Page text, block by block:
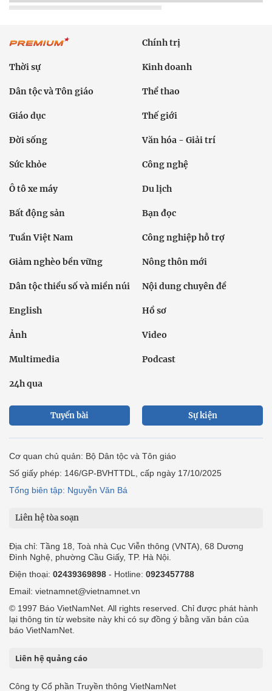
Chính trị
Thời sự Kinh doanh
Dân tộc và Tôn giáo Thể thao
Giáo dục Thế giới
Đời sống Văn hóa - Giải trí
Sức khỏe Công nghệ
Ô tô xe máy Du lịch
Bất động sản Bạn đọc
Tuần Việt Nam Công nghiệp hỗ trợ
Giảm nghèo bền vững Nông thôn mới
Dân tộc thiểu số và miền núi Nội dung chuyên đề
English Hồ sơ
Ảnh Video
Multimedia Podcast
24h qua
Tuyến bài Sự kiện
Cơ quan chủ quản: Bộ Dân tộc và Tôn giáo
Số giấy phép: 146/GP-BVHTTDL, cấp ngày 17/10/2025
Tổng biên tập: Nguyễn Văn Bá
Liên hệ tòa soạn
Địa chỉ: Tầng 18, Toà nhà Cục Viễn thông (VNTA), 68 Dương
Đình Nghệ, phường Cầu Giấy, TP. Hà Nội.
Điện thoại: 02439369898 - Hotline: 0923457788
Email: vietnamnet@vietnamnet.vn
© 1997 Báo VietNamNet. All rights reserved. Chỉ được phát hành
lại thông tin từ website này khi có sự đồng ý bằng văn bản của
báo VietNamNet.
Liên hệ quảng cáo
Công ty Cổ phần Truyền thông VietNamNet